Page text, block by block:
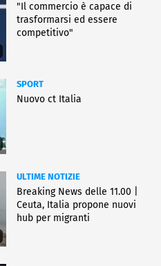
"Il commercio è capace di
trasformarsi ed essere
competitivo"
SPORT
Nuovo ct Italia
ULTIME NOTIZIE
Breaking News delle 11.00 |
Ceuta, Italia propone nuovi
hub per migranti